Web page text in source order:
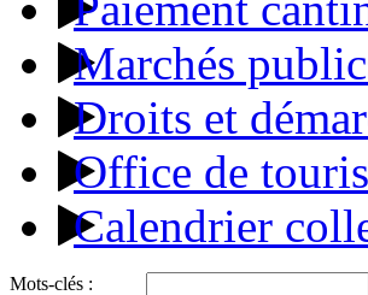
Marchés
Droits et
Office de
Calendrier
Mots-clés :